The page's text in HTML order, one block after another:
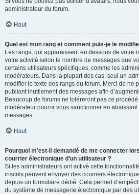
administrateur du forum.
Haut
Quel est mon rang et comment puis-je le
Les rangs, qui apparaissent en dessous de votre
votre activité selon le nombre de messages que
certains utilisateurs spécifiques, comme les
modérateurs. Dans la plupart des cas, seul un
modifier le texte des rangs du forum. Merci de ne
publiant inutilement des messages afin
Beaucoup de forums ne toléreront pas ce
modérateur pourra vous sanctionner en abaissant
messages.
Haut
Pourquoi m’est-il demandé de me connecter
courrier électronique d’un utilisateur ?
Si les administrateurs ont activé cette
inscrits peuvent envoyer des courriers
depuis un formulaire dédié. Cela permet
du système de messagerie électronique par des